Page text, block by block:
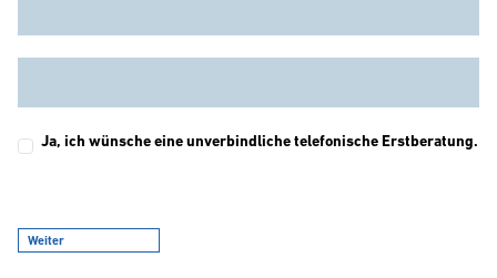
Ja, ich wünsche eine unverbindliche telefonische Erstberatung.